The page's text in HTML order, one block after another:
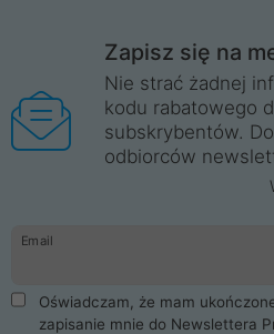
Zapisz się na
Nie strać żadnej
kodu rabatowego
subskrybentów.
odbiorców
Email
Oświadczam, że mam
zapisanie mnie do Newslettera